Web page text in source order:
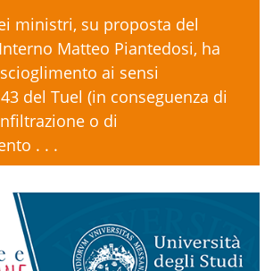
ministri, su proposta del
Matteo Piantedosi, ha
ai sensi
del Tuel (in conseguenza di
o di
. . .